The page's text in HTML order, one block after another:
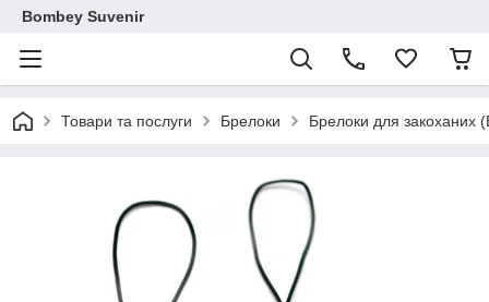
Bombey Suvenir
Товари та послуги Брелоки Брелоки для закоханих